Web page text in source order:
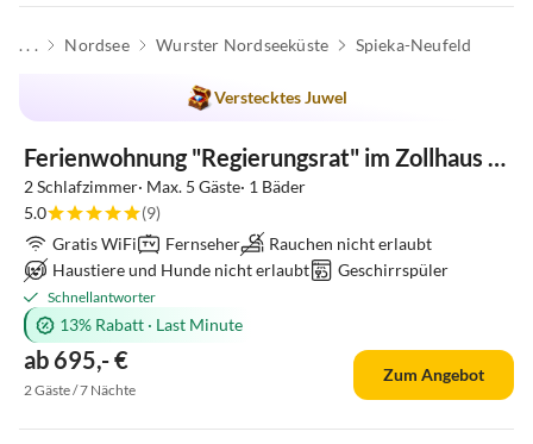
. . . Nordsee Wurster Nordseeküste Spieka-Neufeld
Verstecktes Juwel
Ferienwohnung "Regierungsrat" im Zollhaus Cuxland
2 Schlafzimmer· Max. 5 Gäste· 1 Bäder
5.0
(9)
Gratis WiFi
Fernseher
Rauchen nicht erlaubt
Haustiere und Hunde nicht erlaubt
Geschirrspüler
Schnellantworter
13% Rabatt · Last Minute
ab 695,- €
2 Gäste / 7 Nächte
Zum Angebot